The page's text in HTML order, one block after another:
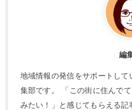
編
地域情報の発信をサポートし
集部です。 「この街に住んで
みたい！」と感じてもらえる記